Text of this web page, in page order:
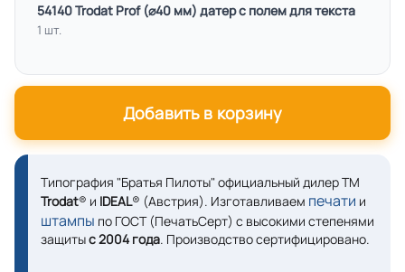
54140 Trodat Prof (⌀40 мм) датер с полем для текста
1 шт.
Добавить в корзину
Типография "Братья Пилоты" официальный дилер ТМ
Trodat® и IDEAL® (Австрия). Изготавливаем печати и
штампы по ГОСТ (ПечатьСерт) с высокими степенями
защитыс 2004 года. Производство сертифицировано.